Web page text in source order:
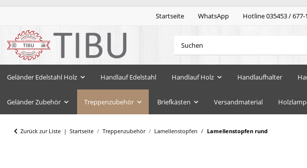
Startseite WhatsApp Hotline 035453 /
Geländer Edelstahl Holz Handlauf Edelstahl Handlauf Holz Handlaufhalter
Geländer Zubehör Treppenzubehör Briefkästen Versandmaterial
Zurück zur Liste Startseite Treppenzubehör Lamellenstopfen Lamellenstopfen rund